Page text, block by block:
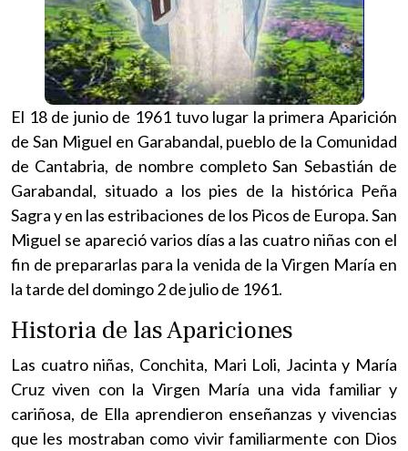
El 18 de junio de 1961 tuvo lugar la primera Aparición
de San Miguel en Garabandal, pueblo de la Comunidad
de Cantabria, de nombre completo San Sebastián de
Garabandal, situado a los pies de la histórica Peña
Sagra y en las estribaciones de los Picos de Europa. San
Miguel se apareció varios días a las cuatro niñas con el
fin de prepararlas para la venida de la Virgen María en
la tarde del domingo 2 de julio de 1961.
Historia de las Apariciones
Las cuatro niñas, Conchita, Mari Loli, Jacinta y María
Cruz viven con la Virgen María una vida familiar y
cariñosa, de Ella aprendieron enseñanzas y vivencias
que les mostraban como vivir familiarmente con Dios